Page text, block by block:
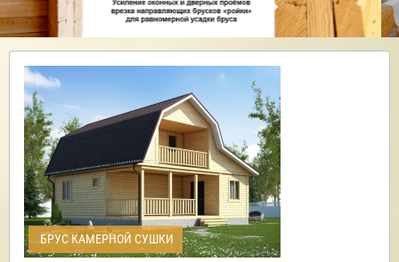
БРУС КАМЕРНОЙ СУШКИ